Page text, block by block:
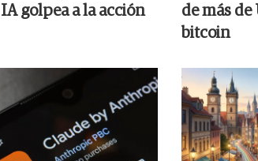
golpea a la acción
de más
bitcoin